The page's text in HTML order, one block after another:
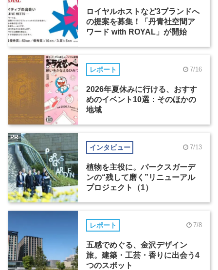
ロイヤルホストなど3ブランドへ
の提案を募集！「丹青社空間ア
ワード with ROYAL」が開始
レポート 7/16
2026年夏休みに行ける、おすす
めのイベント10選：そのほかの
地域
インタビュー 7/13
植物を主役に。パークスガーデ
ンの“残して磨く”リニューアル
プロジェクト（1）
PR
レポート 7/8
五感でめぐる、金沢デザイン
旅。建築・工芸・香りに出会う4
つのスポット